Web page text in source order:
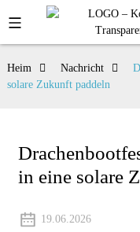
Heim Nachricht
solare Zukunft paddeln
in eine solare
19.06.2026